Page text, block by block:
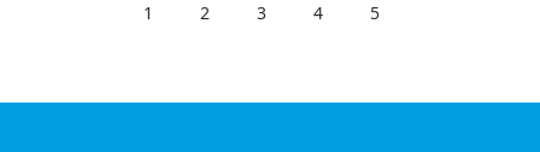
1 2 3 4 5